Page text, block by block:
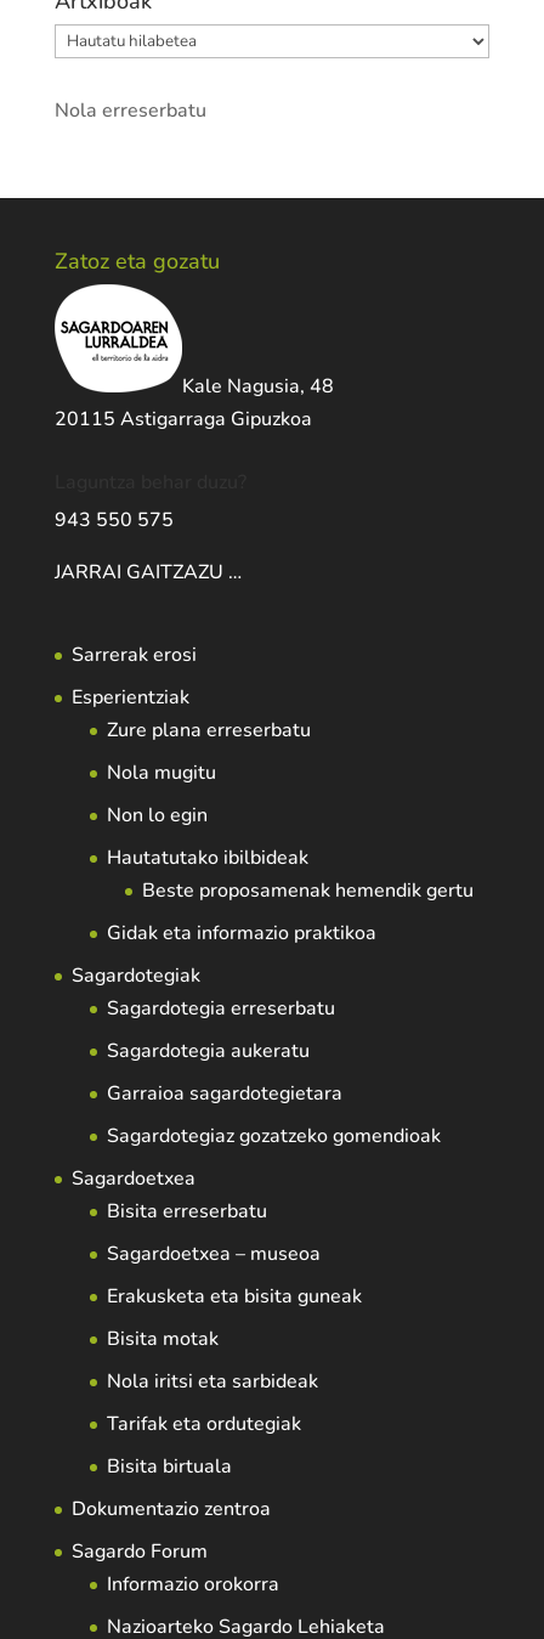
Artxiboak
Nola erreserbatu
Zatoz eta gozatu
Kale Nagusia, 48
20115 Astigarraga Gipuzkoa
943 550 575
JARRAI GAITZAZU …
Sarrerak erosi
Esperientziak
Zure plana erreserbatu
Nola mugitu
Non lo egin
Hautatutako ibilbideak
Beste proposamenak hemendik gertu
Gidak eta informazio praktikoa
Sagardotegiak
Sagardotegia erreserbatu
Sagardotegia aukeratu
Garraioa sagardotegietara
Sagardotegiaz gozatzeko gomendioak
Sagardoetxea
Bisita erreserbatu
Sagardoetxea – museoa
Erakusketa eta bisita guneak
Bisita motak
Nola iritsi eta sarbideak
Tarifak eta ordutegiak
Bisita birtuala
Dokumentazio zentroa
Sagardo Forum
Informazio orokorra
Nazioarteko Sagardo Lehiaketa